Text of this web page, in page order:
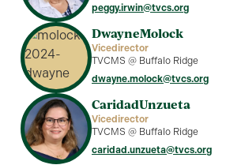
peggy.irwin@tvcs.org
DwayneMolock
Vicedirector
TVCMS @ Buffalo Ridge
dwayne.molock@tvcs.org
CaridadUnzueta
Vicedirector
TVCMS @ Buffalo Ridge
caridad.unzueta@tvcs.org